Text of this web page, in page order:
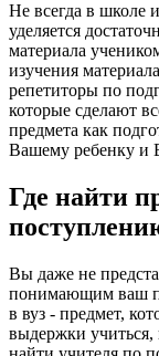
Не всегда в школе
уделяется
материала
изучения
репетиторы по
которые сделают
предмета как
Вашему ребенку и
Где найти
Вы даже не
понимающим ваш
в вуз - предмет,
выдержки учиться,